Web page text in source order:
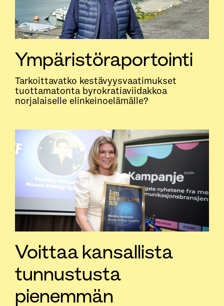
Ympäristöraportointi
Tarkoittavatko kestävyysvaatimukset
tuottamatonta byrokratiaviidakkoa
norjalaiselle elinkeinoelämälle?
Voittaa kansallista
tunnustusta
pienemmän